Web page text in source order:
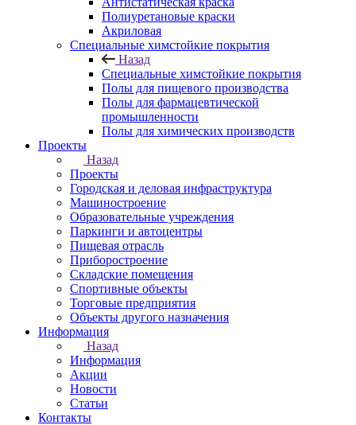
Полиуретановые краски
Акриловая
Специальные химстойкие покрытия
Назад
Специальные химстойкие покрытия
Полы для пищевого производства
Полы для фармацевтической
промышленности
Полы для химических производств
Проекты
Назад
Проекты
Городская и деловая инфраструктура
Машиностроение
Образовательные учреждения
Паркинги и автоцентры
Пищевая отрасль
Приборостроение
Складские помещения
Спортивные объекты
Торговые предприятия
Объекты другого назначения
Информация
Назад
Информация
Акции
Новости
Статьи
Контакты